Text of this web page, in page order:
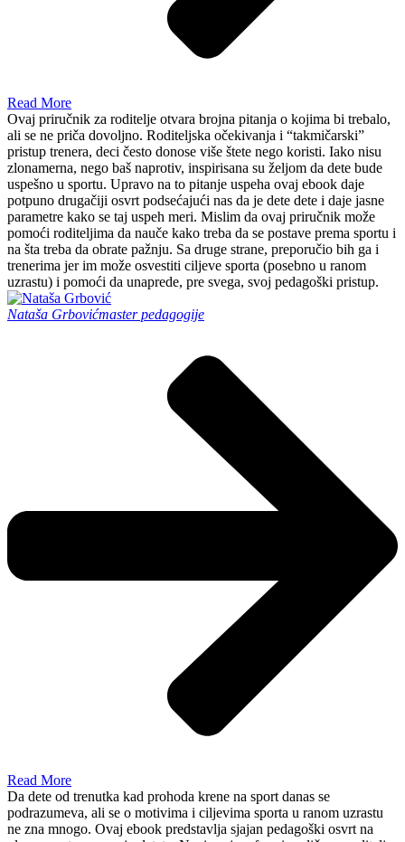
Read More
Ovaj priručnik za roditelje otvara brojna pitanja o kojima bi trebalo,
ali se ne priča dovoljno. Roditeljska očekivanja i “takmičarski”
pristup trenera, deci često donose više štete nego koristi. Iako nisu
zlonamerna, nego baš naprotiv, inspirisana su željom da dete bude
uspešno u sportu. Upravo na to pitanje uspeha ovaj ebook daje
potpuno drugačiji osvrt podsećajući nas da je dete dete i daje jasne
parametre kako se taj uspeh meri. Mislim da ovaj priručnik može
pomoći roditeljima da nauče kako treba da se postave prema sportu i
na šta treba da obrate pažnju. Sa druge strane, preporučio bih ga i
trenerima jer im može osvestiti ciljeve sporta (posebno u ranom
uzrastu) i pomoći da unaprede, pre svega, svoj pedagoški pristup.
Nataša Grbovićmaster pedagogije
Read More
Da dete od trenutka kad prohoda krene na sport danas se
podrazumeva, ali se o motivima i ciljevima sporta u ranom uzrastu
ne zna mnogo. Ovaj ebook predstavlja sjajan pedagoški osvrt na